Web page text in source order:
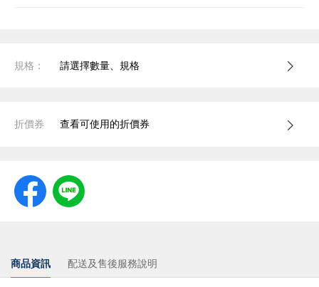
規格： 請選擇數量、規格
折價券 查看可使用的折價券
商品資訊 配送及售後服務說明